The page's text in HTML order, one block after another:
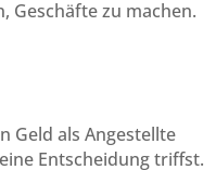
Geschäfte zu machen.
Geld als Angestellte
Entscheidung triffst.